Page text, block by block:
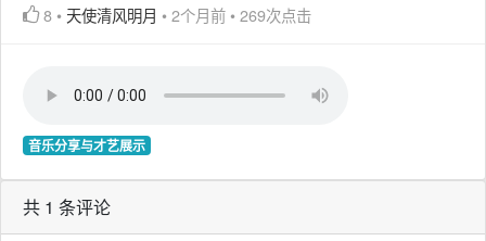
8 • 天使清风明月 •2个月前 •269次点击
音乐分享与才艺展示
共 1 条评论